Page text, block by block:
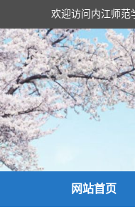
欢迎访问内江师范
网站首页